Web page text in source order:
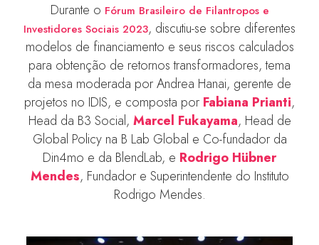
Durante o Fórum Brasileiro de Filantropos e
Investidores Sociais 2023, discutiu-se sobre diferentes
modelos de financiamento e seus riscos calculados
para obtenção de retornos transformadores, tema
da mesa moderada por Andrea Hanai, gerente de
projetos no IDIS, e composta por Fabiana Prianti,
Head da B3 Social, Marcel Fukayama, Head de
Global Policy na B Lab Global e Co-fundador da
Din4mo e da BlendLab, e Rodrigo Hübner
Mendes, Fundador e Superintendente do Instituto
Rodrigo Mendes.